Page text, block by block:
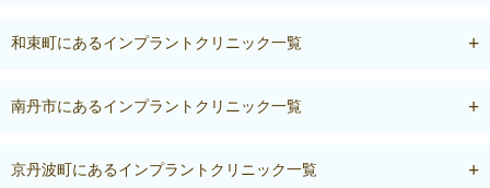
和束町にあるインプラントクリニック一覧
南丹市にあるインプラントクリニック一覧
京丹波町にあるインプラントクリニック一覧